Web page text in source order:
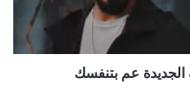
لإطلاق
الجديدة عم بتنفسك